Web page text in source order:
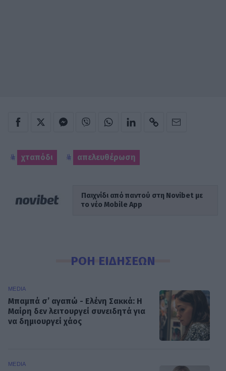
χταπόδι απελευθέρωση
Παιχνίδι από παντού στη Novibet με
το νέο Mobile App
ΡΟΗ ΕΙΔΗΣΕΩΝ
MEDIA
Μπαμπά σ’ αγαπώ - Ελένη Σακκά: Η
Μαίρη δεν λειτουργεί συνειδητά για
να δημιουργεί χάος
MEDIA